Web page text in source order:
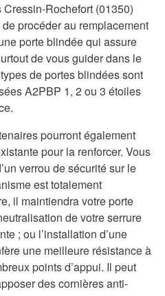
Rochefort (01350)
procéder au remplacement
porte blindée qui assure
de vous guider dans le
de portes blindées sont
A2PBP 1, 2 ou 3 étoiles
pourront également
pour la renforcer. Vous
verrou de sécurité sur le
est totalement
il maintiendra votre porte
de votre serrure
; ou l’installation d’une
une meilleure résistance à
points d’appui. Il peut
des cornières anti-